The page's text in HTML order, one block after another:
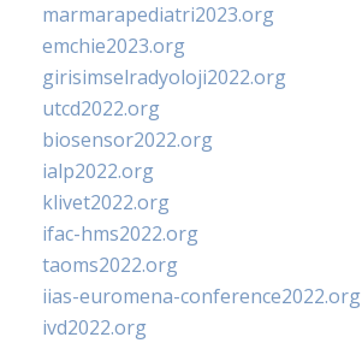
marmarapediatri2023.org
emchie2023.org
girisimselradyoloji2022.org
utcd2022.org
biosensor2022.org
ialp2022.org
klivet2022.org
ifac-hms2022.org
taoms2022.org
iias-euromena-conference2022.org
ivd2022.org